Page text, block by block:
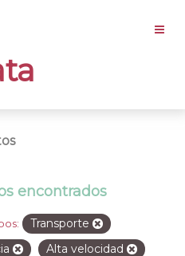
encontrados
Transporte
Alta velocidad